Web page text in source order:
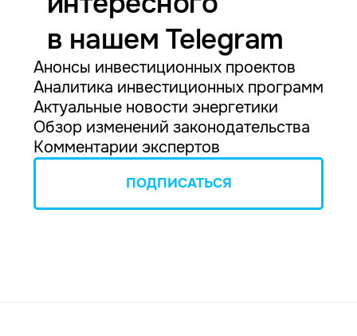
в нашем Telegram
Анонсы инвестиционных проектов
Аналитика инвестиционных программ
Актуальные новости энергетики
Обзор изменений законодательства
Комментарии экспертов
ПОДПИСАТЬСЯ